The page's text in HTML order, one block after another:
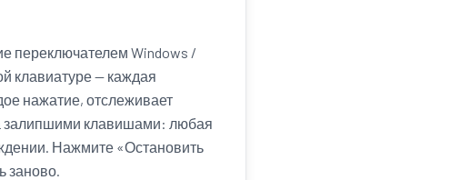
переключателем Windows /
клавиатуре — каждая
нажатие, отслеживает
залипшими клавишами: любая
Нажмите «Остановить
заново.